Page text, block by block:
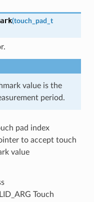
(touch_pad_t
value is the
period.
pad index
to accept touch
value
Touch